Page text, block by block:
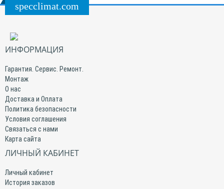
specclimat.com
ИНФОРМАЦИЯ
Гарантия. Сервис. Ремонт.
Монтаж
О нас
Доставка и Оплата
Политика безопасности
Условия соглашения
Связаться с нами
Карта сайта
ЛИЧНЫЙ КАБИНЕТ
Личный кабинет
История заказов